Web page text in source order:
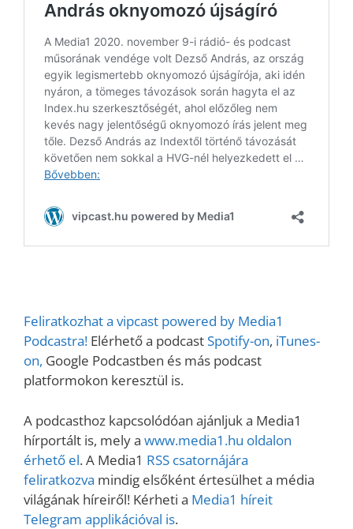
Feliratkozhat a vipcast powered by Media1
Podcastra! Elérhető a podcastSpotify-on, iTunes-
on, Google Podcastben és más podcast
platformokon keresztül is.
A podcasthoz kapcsolódóan ajánljuk a Media1
hírportált is, mely a www.media1.hu oldalon
érhető el. A Media1 RSS csatornájára
feliratkozva mindig elsőként értesülhet a média
világának híreiről! Kérheti a Media1 híreit
Telegram applikációval is.